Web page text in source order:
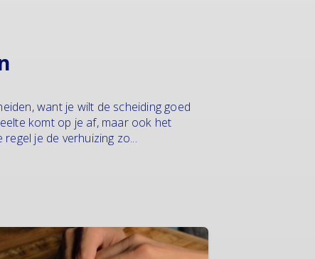
want je wilt de scheiding goed
komt op je af, maar ook het
je de verhuizing zo...